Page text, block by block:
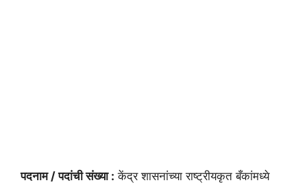
पदनाम / पदांची संख्या : केंद्र शासनांच्या राष्ट्रीयकृत बँकांमध्ये